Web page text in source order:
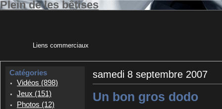
Plein de les bêtises
Liens commerciaux
Catégories
Vidéos (898)
Jeux (151)
Photos (12)
samedi 8 septembre 2007
Un bon gros dodo